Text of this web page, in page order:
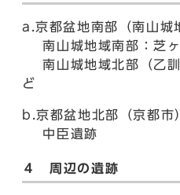
a.京都盆地南部（南山城
南山城地域南部：芝ヶ
南山城地域北部（乙訓
ど
b.京都盆地北部（京都市
中臣遺跡
４ 周辺の遺跡